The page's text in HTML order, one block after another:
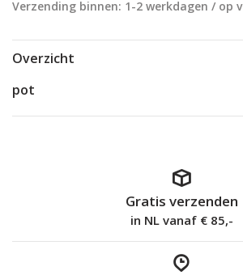
Verzending binnen: 1-2 werkdagen / op
Overzicht
pot
Gratis verzenden
in NL vanaf € 85,-